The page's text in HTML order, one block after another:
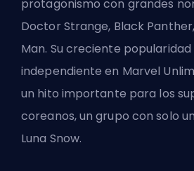
protagonismo con grandes
Doctor Strange, Black
Man. Su creciente
independiente en Marvel
un hito importante para los
coreanos, un grupo con solo
Luna Snow.